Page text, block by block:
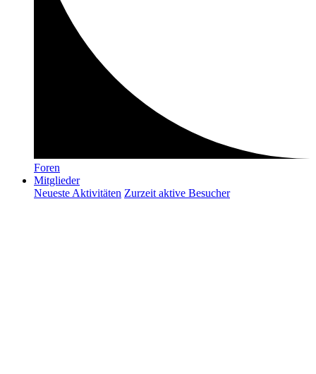
Foren
Mitglieder
Neueste Aktivitäten Zurzeit aktive Besucher